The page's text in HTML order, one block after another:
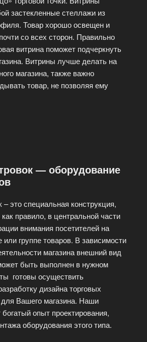
застекленные стеллажи из
Товар хорошо освещен и
со всех сторон. Правильно
витрина поможет подчеркнуть
Витрины лучше делать на
магазина, также важно
товар, не позволяя ему
— оборудование
– это специальная конструкция,
правило, в центральной части
внимания посетителей на
или группе товаров. В зависимости
магазина внешний вид
быть выполнен в нужном
готовы осуществить
дизайна торговых
Вашего магазина. Наши
опыт проектирования,
оборудования этого типа.